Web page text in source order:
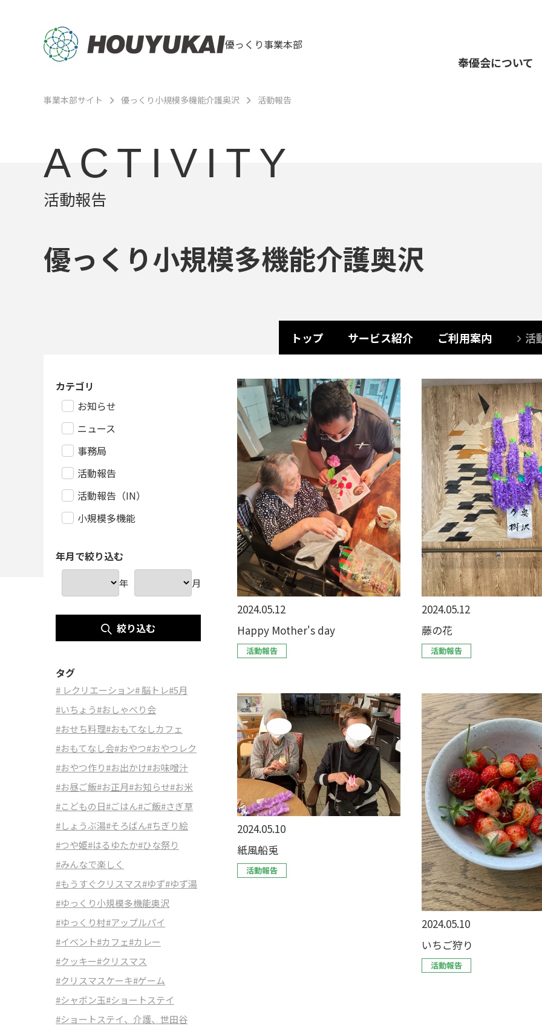
優っくり事業本部
奉優会について
事業本部サイト 優っくり小規模多機能介護奥沢 活動報告
ACTIVITY
活動報告
優っくり小規模多機能介護奥沢
トップ サービス紹介 ご利用案内 活
2024.05.12
Happy Mother's day
活動報告
2024.05.12
藤の花
活動報告
2024.05.10
紙風船兎
活動報告
2024.05.10
いちご狩り
活動報告
カテゴリ
お知らせ
ニュース
事務局
活動報告
活動報告（IN）
小規模多機能
年月で絞り込む
年 月
絞り込む
タグ
# レクリエーション# 脳トレ#5月
#いちょう#おしゃべり会
#おせち料理#おもてなしカフェ
#おもてなし会#おやつ#おやつレク
#おやつ作り#お出かけ#お味噌汁
#お昼ご飯#お正月#お知らせ#お米
#こどもの日#ごはん#ご飯#さぎ草
#しょうぶ湯#そろばん#ちぎり絵
#つや姫#はるゆたか#ひな祭り
#みんなで楽しく
#もうすぐクリスマス#ゆず#ゆず湯
#ゆっくり小規模多機能奥沢
#ゆっくり村#アップルパイ
#イベント#カフェ#カレー
#クッキー#クリスマス
#クリスマスケーキ#ゲーム
#シャボン玉#ショートステイ
#ショートステイ、介護、世田谷